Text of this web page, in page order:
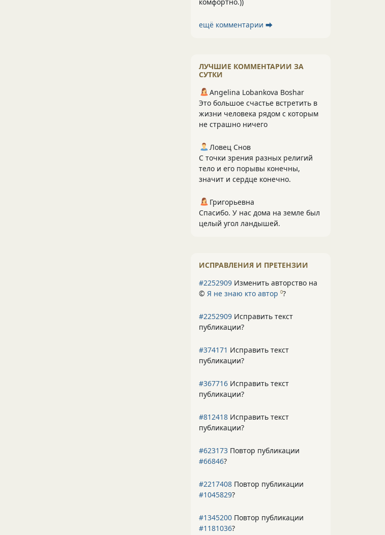
ещё комментарии ⮕
ЛУЧШИЕ КОММЕНТАРИИ ЗА
СУТКИ
Angelina Lobankova Boshar
Это большое счастье встретить в
жизни человека рядом с которым
не страшно ничего
Ловец Снов
С точки зрения разных религий
тело и его порывы конечны,
значит и сердце конечно.
Григорьевна
Спасибо. У нас дома на земле был
целый угол ландышей.
ИСПРАВЛЕНИЯ И ПРЕТЕНЗИИ
#2252909 Изменить авторство на
© Я не знаю кто автор 0?
#2252909 Исправить текст
публикации?
#374171 Исправить текст
публикации?
#367716 Исправить текст
публикации?
#812418 Исправить текст
публикации?
#623173 Повтор публикации
#66846?
#2217408 Повтор публикации
#1045829?
#1345200 Повтор публикации
#1181036?